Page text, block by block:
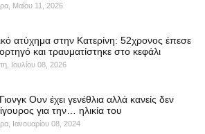
Μαΐου 11, 2026
ατύχημα στην Κατερίνη: 52χρονος έπεσε
και τραυματίστηκε στο κεφάλι
Ιουλίου 08, 2026
Ουν έχει γενέθλια αλλά κανείς δεν
για την… ηλικία του
Ιανουαρίου 08, 2024